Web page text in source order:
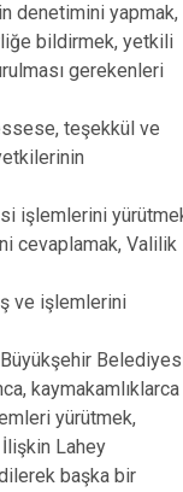
denetimini yapmak,
bildirmek, yetkili
gerekenleri
teşekkül ve
işlemlerini
cevaplamak, Valilik
ve işlemlerini
Büyükşehir
kaymakamlıklarca
yürütmek,
Lahey
başka bir